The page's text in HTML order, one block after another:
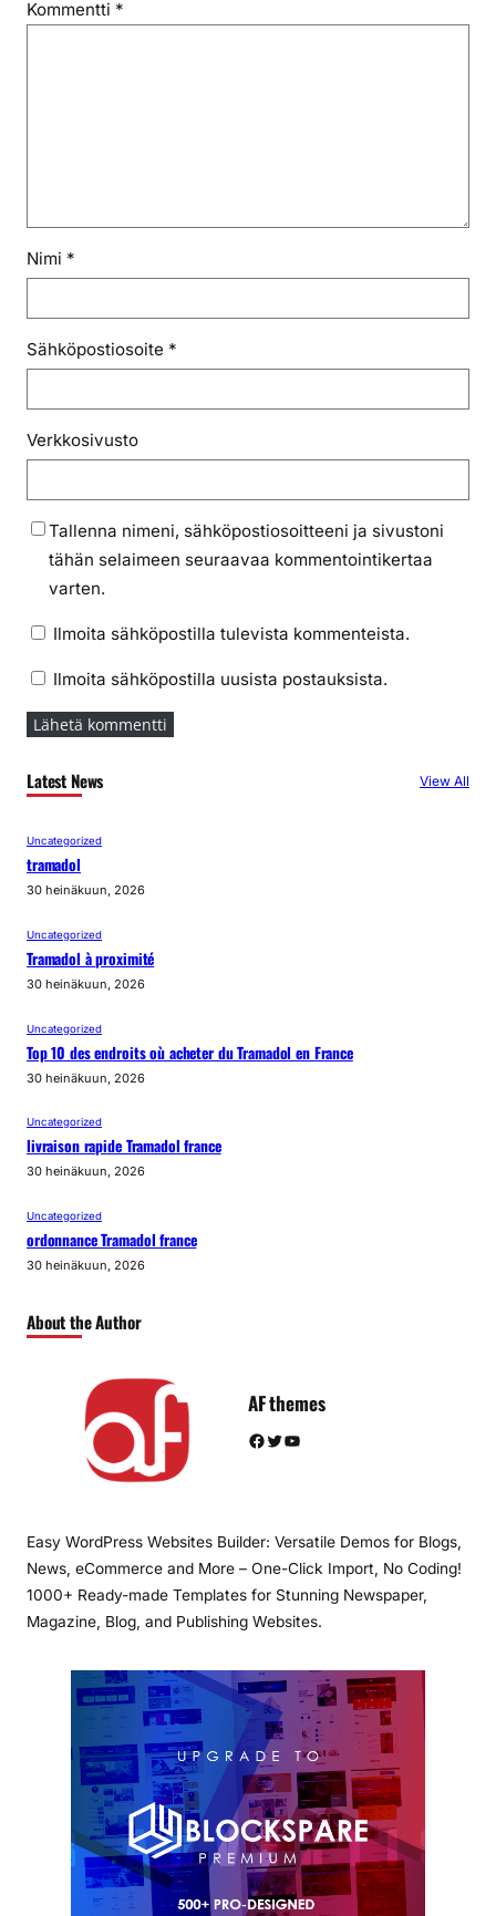
Kommentti *
Nimi *
Sähköpostiosoite *
Verkkosivusto
Tallenna nimeni, sähköpostiosoitteeni ja sivustoni
tähän selaimeen seuraavaa kommentointikertaa
varten.
Ilmoita sähköpostilla tulevista kommenteista.
Ilmoita sähköpostilla uusista postauksista.
Latest News View All
Uncategorized
tramadol
30 heinäkuun, 2026
Uncategorized
Tramadol à proximité
30 heinäkuun, 2026
Uncategorized
Top 10 des endroits où acheter du Tramadol en France
30 heinäkuun, 2026
Uncategorized
livraison rapide Tramadol france
30 heinäkuun, 2026
Uncategorized
ordonnance Tramadol france
30 heinäkuun, 2026
About the Author
AF themes
Facebook Twitter YouTube
Easy WordPress Websites Builder: Versatile Demos for Blogs,
News, eCommerce and More – One-Click Import, No Coding!
1000+ Ready-made Templates for Stunning Newspaper,
Magazine, Blog, and Publishing Websites.